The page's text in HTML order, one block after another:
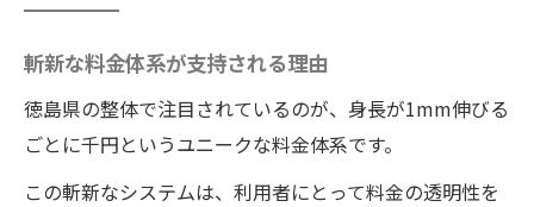
斬新な料金体系が支持される理由
徳島県の整体で注目されているのが、身長が1mm伸びる
ごとに千円というユニークな料金体系です。
この斬新なシステムは、利用者にとって料金の透明性を